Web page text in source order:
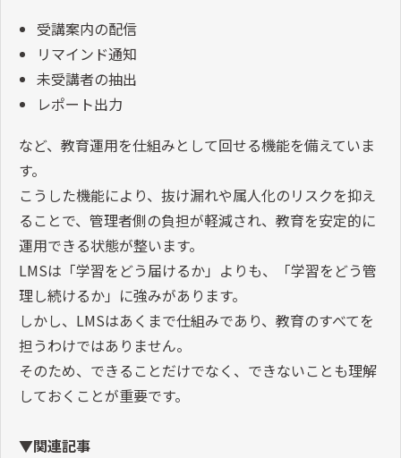
受講案内の配信
リマインド通知
未受講者の抽出
レポート出力
など、教育運用を仕組みとして回せる機能を備えていま
す。
こうした機能により、抜け漏れや属人化のリスクを抑え
ることで、管理者側の負担が軽減され、教育を安定的に
運用できる状態が整います。
LMSは「学習をどう届けるか」よりも、「学習をどう管
理し続けるか」に強みがあります。
しかし、LMSはあくまで仕組みであり、教育のすべてを
担うわけではありません。
そのため、できることだけでなく、できないことも理解
しておくことが重要です。
▼関連記事